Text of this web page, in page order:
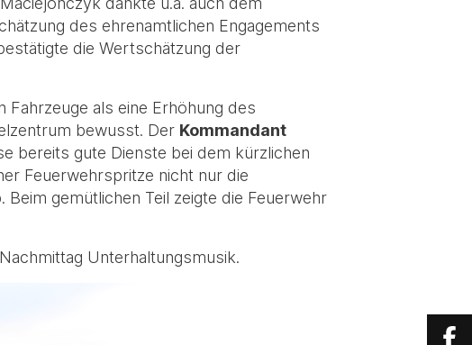
des ehrenamtlichen Engagements
die Wertschätzung der
als eine Erhöhung des
bewusst. Der Kommandant
bereits gute Dienste bei dem kürzlichen
Feuerwehrspritze nicht nur die
Beim gemütlichen Teil zeigte die Feuerwehr
Unterhaltungsmusik.